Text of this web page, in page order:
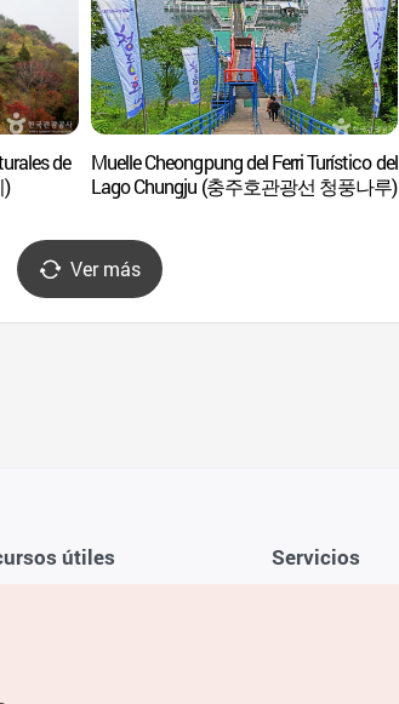
de
)
Muelle Cheongpung del Ferri Turístico del
Lago Chungju (충주호관광선 청풍나루)
Ver más
útiles Servicios